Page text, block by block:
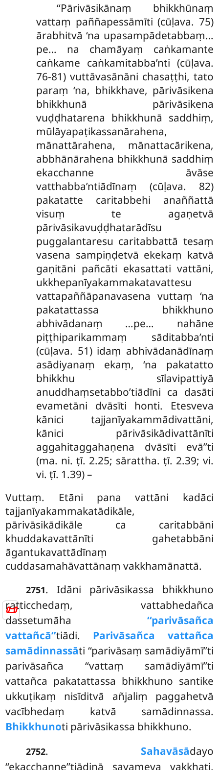
📜
‘‘Pārivāsikānaṃ bhikkhūnaṃ
vattaṃ paññapessāmīti (cūḷava. 75)
ārabhitvā ‘na upasampādetabbaṃ…
pe… na chamāyaṃ caṅkamante
caṅkame caṅkamitabba’nti (cūḷava.
76-81) vuttāvasānāni chasaṭṭhi, tato
paraṃ ‘na, bhikkhave, pārivāsikena
bhikkhunā pārivāsikena
vuḍḍhatarena bhikkhunā saddhiṃ,
mūlāyapaṭikassanārahena,
mānattārahena, mānattacārikena,
abbhānārahena bhikkhunā saddhiṃ
ekacchanne āvāse
vatthabba’ntiādīnaṃ (cūḷava. 82)
pakatatte caritabbehi anaññattā
visuṃ te agaṇetvā
pārivāsikavuḍḍhatarādīsu
puggalantaresu caritabbattā tesaṃ
vasena sampiṇḍetvā ekekaṃ katvā
gaṇitāni pañcāti ekasattati vattāni,
ukkhepanīyakammakatavattesu
vattapaññāpanavasena vuttaṃ ‘na
pakatattassa bhikkhuno
abhivādanaṃ …pe… nahāne
piṭṭhiparikammaṃ sāditabba’nti
(cūḷava. 51) idaṃ abhivādanādīnaṃ
asādiyanaṃ ekaṃ, ‘na pakatatto
bhikkhu sīlavipattiyā
anuddhaṃsetabbo’tiādīni ca dasāti
evametāni dvāsīti honti. Etesveva
kānici tajjanīyakammādivattāni,
kānici pārivāsikādivattānīti
aggahitaggahaṇena dvāsīti evā’’ti
(ma. ni. ṭī. 2.25; sārattha. ṭī. 2.39; vi.
vi. ṭī. 1.39) –
Vuttaṃ. Etāni pana vattāni kadāci
tajjanīyakammakatādikāle,
pārivāsikādikāle ca caritabbāni
khuddakavattānīti gahetabbāni
āgantukavattādīnaṃ
cuddasamahāvattānaṃ vakkhamānattā.
2751. Idāni pārivāsikassa bhikkhuno
ratticchedaṃ, vattabhedañca
dassetumāha ‘‘parivāsañca
vattañcā’’tiādi. Parivāsañca vattañca
samādinnassāti ‘‘parivāsaṃ samādiyāmī’’ti
parivāsañca ‘‘vattaṃ samādiyāmī’’ti
vattañca pakatattassa bhikkhuno santike
ukkuṭikaṃ nisīditvā añjaliṃ paggahetvā
vacībhedaṃ katvā samādinnassa.
Bhikkhunoti pārivāsikassa bhikkhuno.
2752. Sahavāsādayo
‘‘ekacchanne’’tiādinā sayameva vakkhati.